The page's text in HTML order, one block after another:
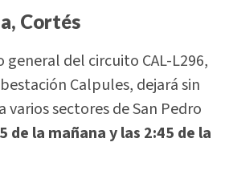
Cortés
del circuito CAL-L296,
Calpules, dejará sin
varios sectores de San Pedro
de la mañana y las 2:45 de la